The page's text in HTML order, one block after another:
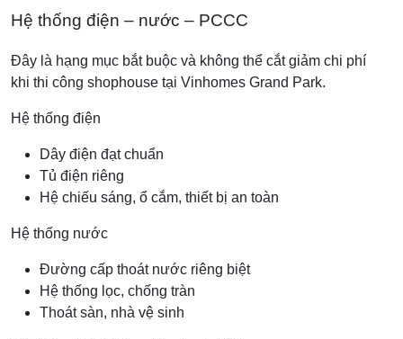
Hệ thống điện – nước – PCCC
Đây là hạng mục bắt buộc và không thể cắt giảm chi phí
khi thi công shophouse tại Vinhomes Grand Park.
Hệ thống điện
Dây điện đạt chuẩn
Tủ điện riêng
Hệ chiếu sáng, ổ cắm, thiết bị an toàn
Hệ thống nước
Đường cấp thoát nước riêng biệt
Hệ thống lọc, chống tràn
Thoát sàn, nhà vệ sinh